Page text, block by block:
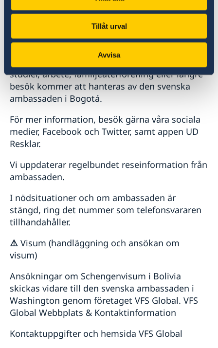
Tillåt urval
Avvisa
För mer information, vänligen kontakta
Sveriges ambassad i Bogotá på följande e-
postadress: ambassaden.bogota-
migration@gov.se
Migrationsärenden som uppehållstillstånd för
studier, arbete, familjeåterförening eller längre
besök kommer att hanteras av den svenska
ambassaden i Bogotá.
För mer information, besök gärna våra sociala
medier, Facebook och Twitter, samt appen UD
Resklar.
Vi uppdaterar regelbundet reseinformation från
ambassaden.
I nödsituationer och om ambassaden är
stängd, ring det nummer som telefonsvararen
tillhandahåller.
⚠️ Visum (handläggning och ansökan om
visum)
Ansökningar om Schengenvisum i Bolivia
skickas vidare till den svenska ambassaden i
Washington genom företaget VFS Global. VFS
Global Webbplats & Kontaktinformation
Kontaktuppgifter och hemsida VFS Global